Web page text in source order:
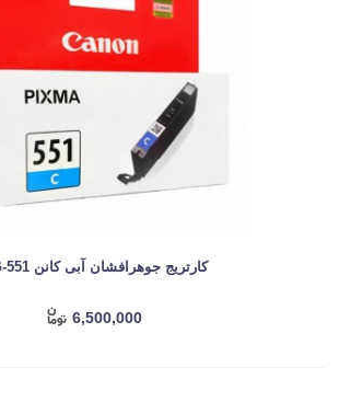
کارتریج جوهرافشان آبی کانن PG-551
6,500,000